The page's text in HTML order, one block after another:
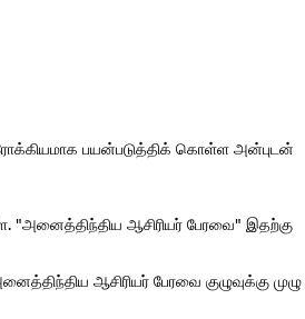
பயன்படுத்திக் கொள்ள அன்புடன்
"அனைத்திந்திய ஆசிரியர் பேரவை" இதற்கு
ஆசிரியர் பேரவை குழுவுக்கு முழு